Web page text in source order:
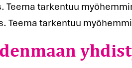
Teema tarkentuu
Teema tarkentuu